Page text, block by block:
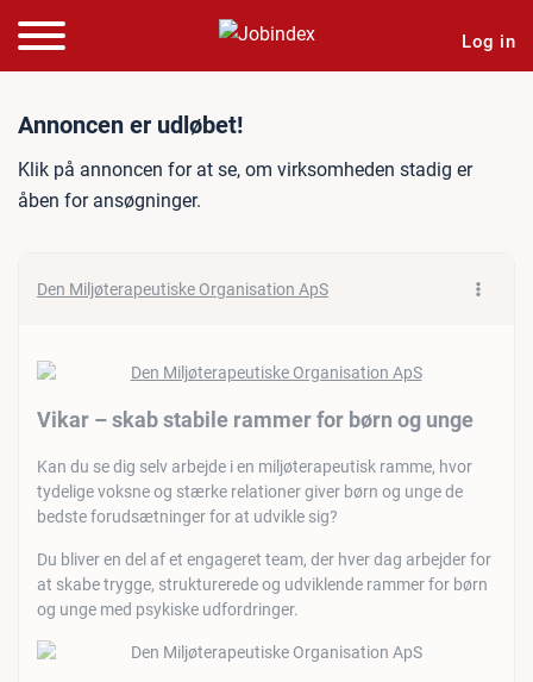
Log in
Jobannonce: Vikar –
Annoncen er udløbet!
Klik på annoncen for at se, om virksomheden stadig er
åben for ansøgninger.
Den Miljøterapeutiske Organisation ApS
Vikar – skab stabile rammer for børn og unge
Kan du se dig selv arbejde i en miljøterapeutisk ramme, hvor
tydelige voksne og stærke relationer giver børn og unge de
bedste forudsætninger for at udvikle sig?
Du bliver en del af et engageret team, der hver dag arbejder for
at skabe trygge, strukturerede og udviklende rammer for børn
og unge med psykiske udfordringer.